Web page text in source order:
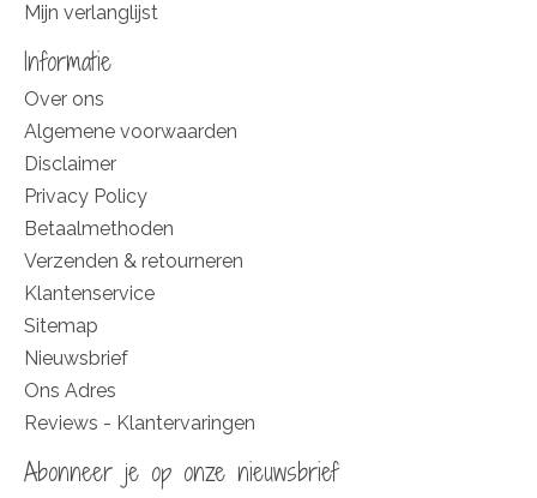
Mijn verlanglijst
Informatie
Over ons
Algemene voorwaarden
Disclaimer
Privacy Policy
Betaalmethoden
Verzenden & retourneren
Klantenservice
Sitemap
Nieuwsbrief
Ons Adres
Reviews - Klantervaringen
Abonneer je op onze nieuwsbrief